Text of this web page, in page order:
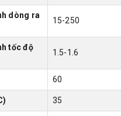
dòng ra
15-250
tốc độ
1.5-1.6
60
35